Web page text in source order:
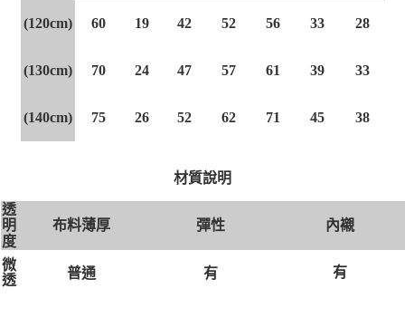
(120cm) 60 19 42 52 56 33 28
(130cm) 70 24 47 57 61 39 33
(140cm) 75 26 52 62 71 45 38
材質說明
透
明
度
布料薄厚 彈性 內襯
微
透
普通 有 有